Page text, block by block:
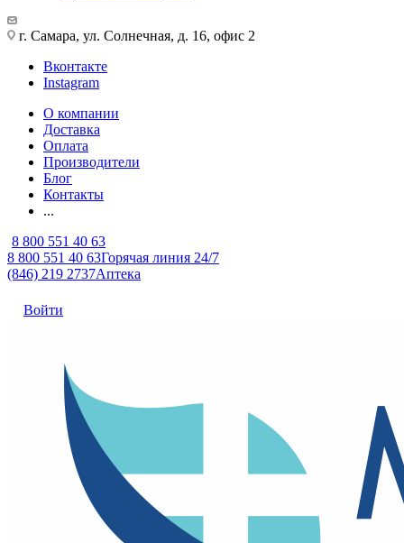
г. Самара, ул. Солнечная, д. 16, офис 2
Вконтакте
Instagram
О компании
Доставка
Оплата
Производители
Блог
Контакты
...
8 800 551 40 63
8 800 551 40 63Горячая линия 24/7
(846) 219 2737Аптека
Войти